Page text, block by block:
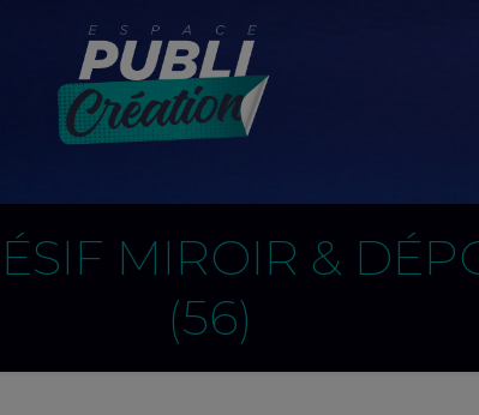
MIROIR &
(56)